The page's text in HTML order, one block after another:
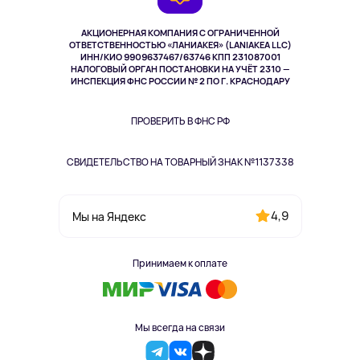
АКЦИОНЕРНАЯ КОМПАНИЯ С ОГРАНИЧЕННОЙ
ОТВЕТСТВЕННОСТЬЮ «ЛАНИАКЕЯ» (LANIAKEA LLC)
ИНН/КИО 9909637467/63746 КПП 231087001
НАЛОГОВЫЙ ОРГАН ПОСТАНОВКИ НА УЧЁТ 2310 —
ИНСПЕКЦИЯ ФНС РОССИИ № 2 ПО Г. КРАСНОДАРУ
ПРОВЕРИТЬ В ФНС РФ
СВИДЕТЕЛЬСТВО НА ТОВАРНЫЙ ЗНАК №1137338
Мы на Яндекс 4,9
Принимаем к оплате
Мы всегда на связи
Здоровье питомцев
Одежда и аксессуары